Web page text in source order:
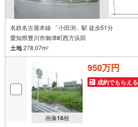
名鉄名古屋本線 「小田渕」駅 徒歩51分
愛知県豊川市御津町西方浜田
土地278.07m2
画像16枚
950万円
成約でもらえる